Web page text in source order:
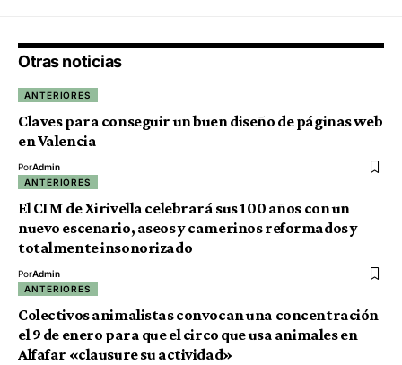
Otras noticias
ANTERIORES
Claves para conseguir un buen diseño de páginas web
en Valencia
PorAdmin
ANTERIORES
El CIM de Xirivella celebrará sus 100 años con un
nuevo escenario, aseos y camerinos reformados y
totalmente insonorizado
PorAdmin
ANTERIORES
Colectivos animalistas convocan una concentración
el 9 de enero para que el circo que usa animales en
Alfafar «clausure su actividad»